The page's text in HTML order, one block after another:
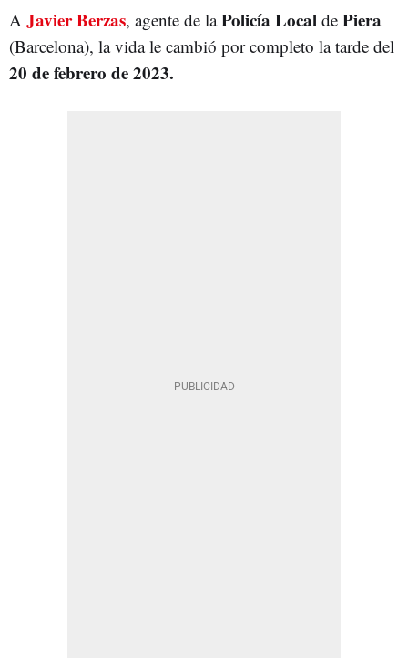
A Javier Berzas, agente de laPolicía Local de Piera
(Barcelona), la vida le cambió por completo la tarde del
20 de febrero de 2023.